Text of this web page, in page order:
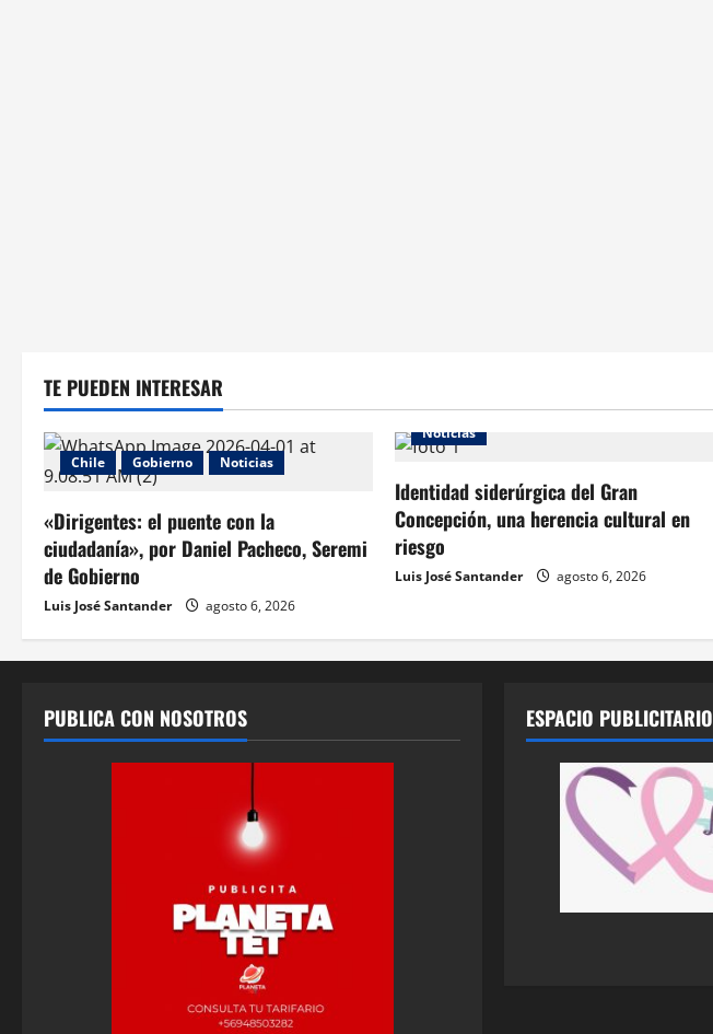
TE PUEDEN INTERESAR
Chile Gobierno Noticias
«Dirigentes: el puente con la
ciudadanía», por Daniel Pacheco, Seremi
de Gobierno
Luis José Santander agosto 6, 2026
Noticias
Identidad siderúrgica del Gran
Concepción, una herencia cultural en
riesgo
Luis José Santander agosto 6, 2026
PUBLICA CON NOSOTROS ESPACIO PUBLICITARIO